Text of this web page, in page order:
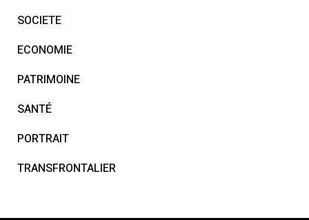
SOCIETE
ECONOMIE
PATRIMOINE
SANTÉ
PORTRAIT
TRANSFRONTALIER